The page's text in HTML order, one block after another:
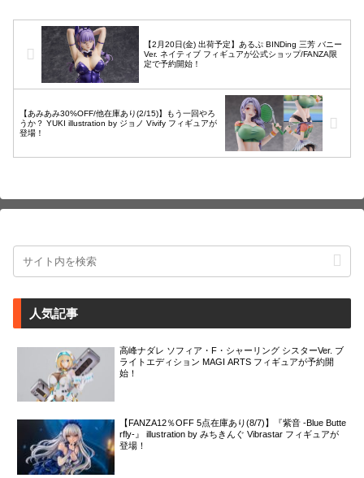
【2月20日(金) 出荷予定】あるぷ BINDing 三芳 バニー
Ver. ネイティブ フィギュアが公式ショップ/FANZA限
定で予約開始！
【あみあみ30%OFF/他在庫あり(2/15)】もう一回やろ
うか？ YUKI illustration by ジョノ Vivify フィギュアが
登場！
人気記事
高峰ナダレ ソフィア・F・シャーリング シスターVer. ブ
ライトエディション MAGI ARTS フィギュアが予約開
始！
【FANZA12％OFF 5点在庫あり(8/7)】『紫音 -Blue Butte
rfly-』 illustration by みちきんぐ Vibrastar フィギュアが
登場！